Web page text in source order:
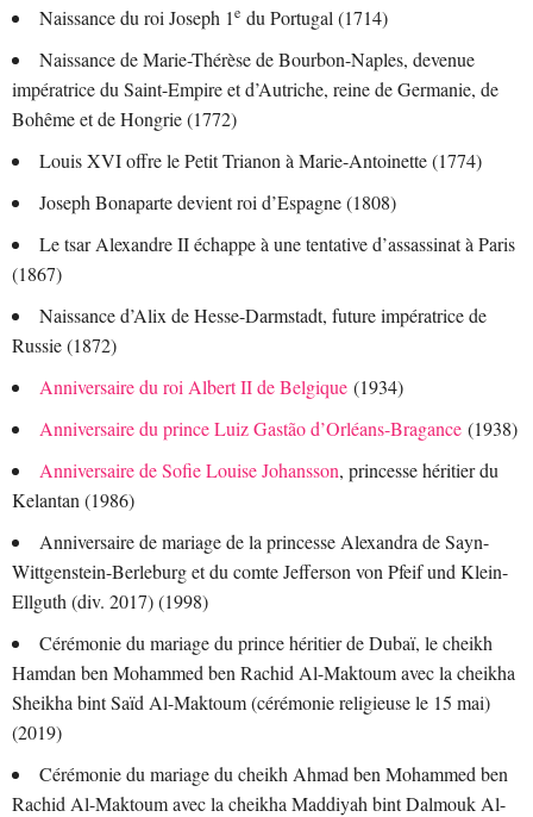
Naissance du roi Joseph 1e du Portugal (1714)
Naissance de Marie-Thérèse de Bourbon-Naples, devenue
impératrice du Saint-Empire et d’Autriche, reine de Germanie, de
Bohême et de Hongrie (1772)
Louis XVI offre le Petit Trianon à Marie-Antoinette (1774)
Joseph Bonaparte devient roi d’Espagne (1808)
Le tsar Alexandre II échappe à une tentative d’assassinat à Paris
(1867)
Naissance d’Alix de Hesse-Darmstadt, future impératrice de
Russie (1872)
Anniversaire du roi Albert II de Belgique (1934)
Anniversaire du prince Luiz Gastão d’Orléans-Bragance (1938)
Anniversaire de Sofie Louise Johansson, princesse héritier du
Kelantan (1986)
Anniversaire de mariage de la princesse Alexandra de Sayn-
Wittgenstein-Berleburg et du comte Jefferson von Pfeif und Klein-
Ellguth (div. 2017) (1998)
Cérémonie du mariage du prince héritier de Dubaï, le cheikh
Hamdan ben Mohammed ben Rachid Al-Maktoum avec la cheikha
Sheikha bint Saïd Al-Maktoum (cérémonie religieuse le 15 mai)
(2019)
Cérémonie du mariage du cheikh Ahmad ben Mohammed ben
Rachid Al-Maktoum avec la cheikha Maddiyah bint Dalmouk Al-